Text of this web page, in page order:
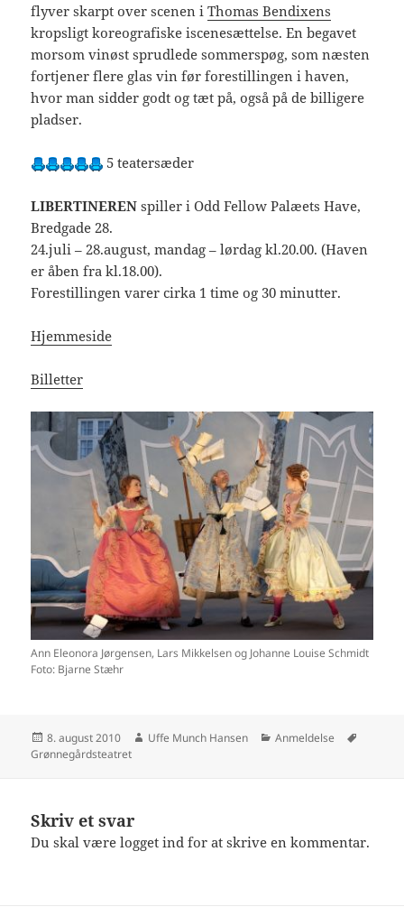
flyver skarpt over scenen iThomas Bendixens
kropsligt koreografiske iscenesættelse. En begavet
morsom vinøst sprudlede sommerspøg, som næsten
fortjener flere glas vin før forestillingen i haven,
hvor man sidder godt og tæt på, også på de billigere
pladser.
5 teatersæder
LIBERTINERENspiller i Odd Fellow Palæets Have,
Bredgade 28.
24.juli – 28.august, mandag – lørdag kl.20.00. (Haven
er åben fra kl.18.00).
Forestillingen varer cirka 1 time og 30 minutter.
Hjemmeside
Billetter
Ann Eleonora Jørgensen, Lars Mikkelsen og Johanne Louise Schmidt
Foto: Bjarne Stæhr
Udgivet
i
8. august 2010 Forfatter
Uffe Munch Hansen Kategorier
Anmeldelse
Grønnegårdsteatret
Skriv et svar
Du skal værelogget ind for at skrive en kommentar.